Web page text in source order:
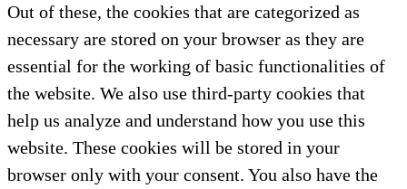
Out of these, the cookies that are categorized as
necessary are stored on your browser as they are
essential for the working of basic functionalities of
the website. We also use third-party cookies that
help us analyze and understand how you use this
website. These cookies will be stored in your
browser only with your consent. You also have the